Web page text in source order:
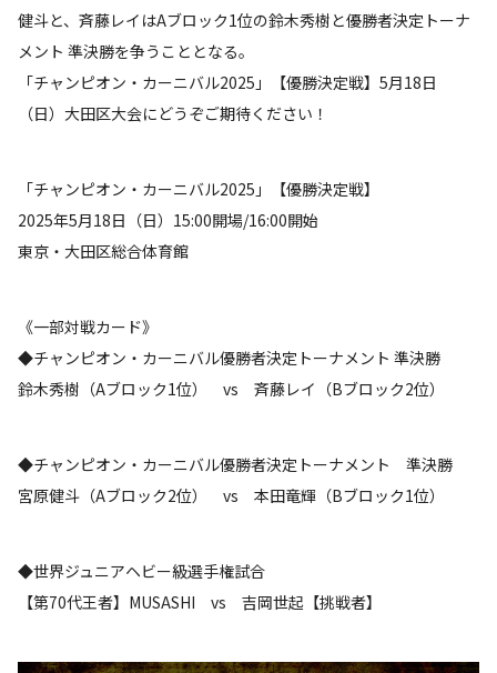
健斗と、斉藤レイはAブロック1位の鈴木秀樹と優勝者決定トーナ
メント 準決勝を争うこととなる。
「チャンピオン・カーニバル2025」【優勝決定戦】5月18日
（日）大田区大会にどうぞご期待ください！
「チャンピオン・カーニバル2025」【優勝決定戦】
2025年5月18日（日）15:00開場/16:00開始
東京・大田区総合体育館
《一部対戦カード》
◆チャンピオン・カーニバル優勝者決定トーナメント 準決勝
鈴木秀樹（Aブロック1位） vs 斉藤レイ（Bブロック2位）
◆チャンピオン・カーニバル優勝者決定トーナメント 準決勝
宮原健斗（Aブロック2位） vs 本田竜輝（Bブロック1位）
◆世界ジュニアヘビー級選手権試合
【第70代王者】MUSASHI vs 吉岡世起【挑戦者】